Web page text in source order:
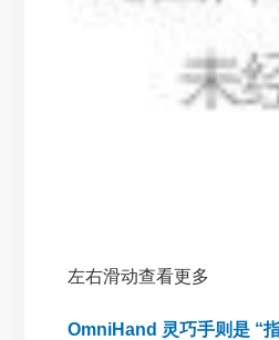
左右滑动查看更多
OmniHand 灵巧手则是 “